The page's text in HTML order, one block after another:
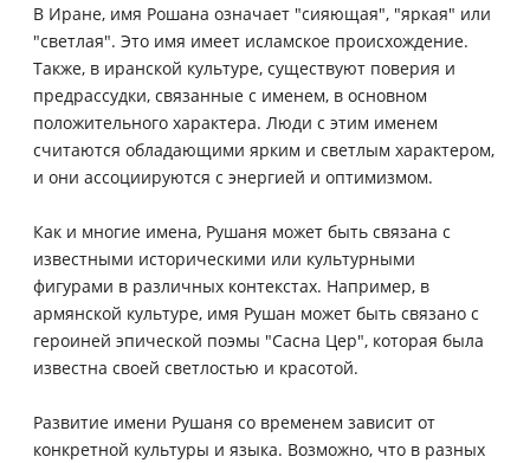
В Иране, имя Рошана означает "сияющая", "яркая" или
"светлая". Это имя имеет исламское происхождение.
Также, в иранской культуре, существуют поверия и
предрассудки, связанные с именем, в основном
положительного характера. Люди с этим именем
считаются обладающими ярким и светлым характером,
и они ассоциируются с энергией и оптимизмом.
Как и многие имена, Рушаня может быть связана с
известными историческими или культурными
фигурами в различных контекстах. Например, в
армянской культуре, имя Рушан может быть связано с
героиней эпической поэмы "Сасна Цер", которая была
известна своей светлостью и красотой.
Развитие имени Рушаня со временем зависит от
конкретной культуры и языка. Возможно, что в разных